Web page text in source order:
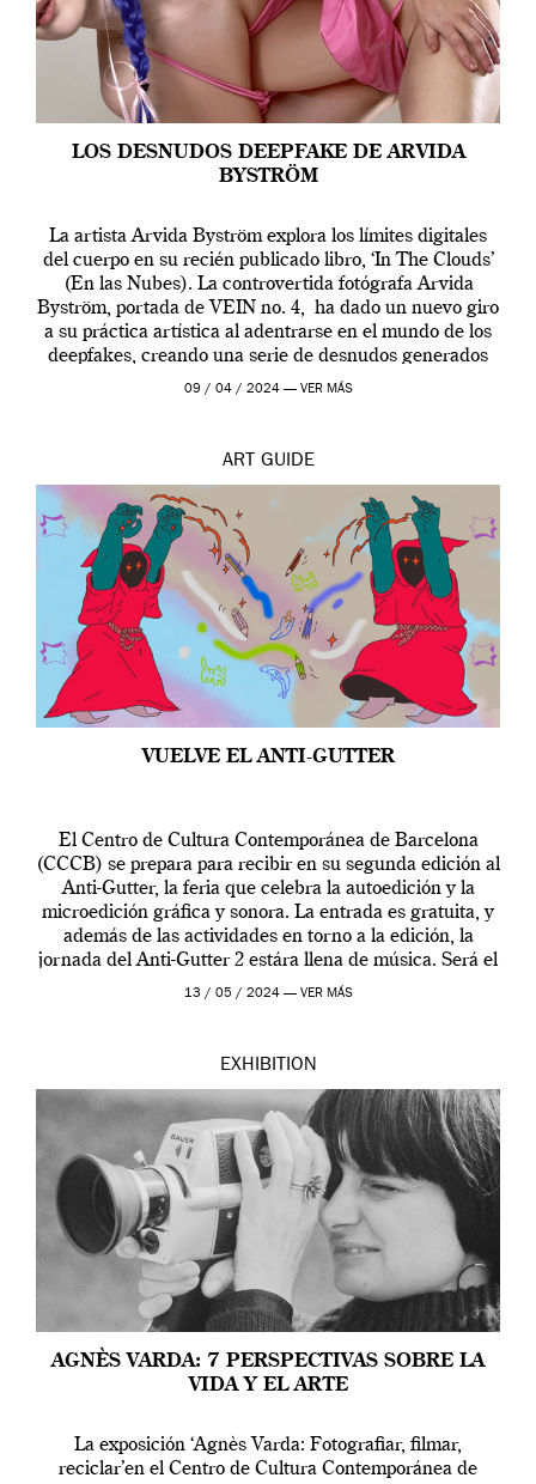
LOS DESNUDOS DEEPFAKE DE ARVIDA
BYSTRÖM
La artista Arvida Byström explora los límites digitales
del cuerpo en su recién publicado libro, ‘In The Clouds’
(En las Nubes). La controvertida fotógrafa Arvida
Byström, portada de VEIN no. 4, ha dado un nuevo giro
a su práctica artística al adentrarse en el mundo de los
deepfakes, creando una serie de desnudos generados
por […]
09 / 04 / 2024 — VER MÁS
ART GUIDE
VUELVE EL ANTI-GUTTER
El Centro de Cultura Contemporánea de Barcelona
(CCCB) se prepara para recibir en su segunda edición al
Anti-Gutter, la feria que celebra la autoedición y la
microedición gráfica y sonora. La entrada es gratuita, y
además de las actividades en torno a la edición, la
jornada del Anti-Gutter 2 estára llena de música. Será el
[…]
13 / 05 / 2024 — VER MÁS
EXHIBITION
AGNÈS VARDA: 7 PERSPECTIVAS SOBRE LA
VIDA Y EL ARTE
La exposición ‘Agnès Varda: Fotografiar, filmar,
reciclar’en el Centro de Cultura Contemporánea de